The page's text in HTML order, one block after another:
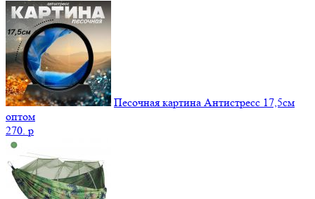
Песочная картина Антистресс 17,5см
оптом
270. p